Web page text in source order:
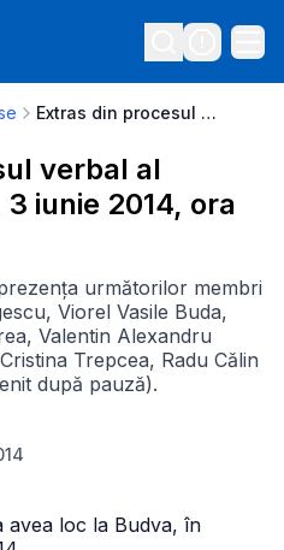
Extras din procesul verbal al ședinței de marți, 3 iunie 2014, ora 10.00.
verbal al
iunie 2014, ora
următorilor membri
Viorel Vasile Buda,
Valentin Alexandru
Trepcea, Radu Călin
după pauză).
avea loc la Budva, în